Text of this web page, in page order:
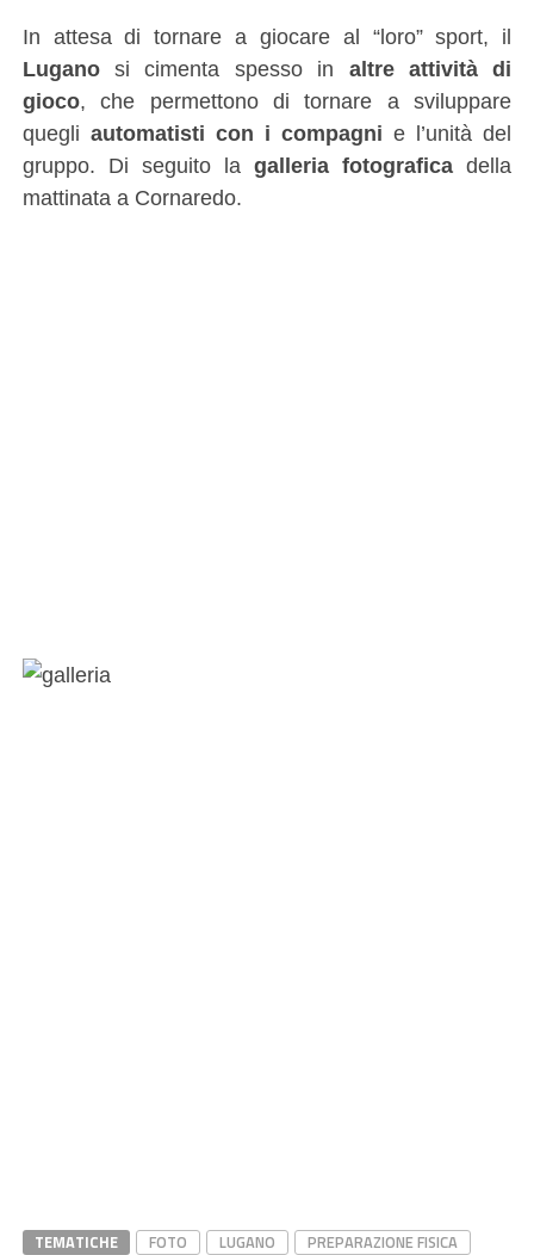
In attesa di tornare a giocare al “loro” sport, il
Luganosi cimenta spesso in altre attività di
gioco, che permettono di tornare a sviluppare
quegli automatisti con i compagni e l’unità del
gruppo. Di seguito lagalleria fotografica della
mattinata a Cornaredo.
TEMATICHE FOTO LUGANO
PREPARAZIONE FISICA